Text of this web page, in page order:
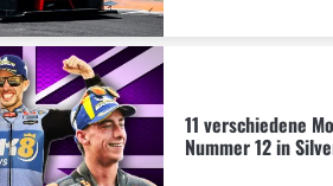
11 verschiedene
Nummer 12 in